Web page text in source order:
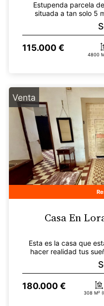
Estupenda parcela
situada a tan solo 5
115.000 €
4800
Venta
Casa En
Esta es la casa que
hacer realidad tus sueños. Casa En el
180.000 €
308 M²